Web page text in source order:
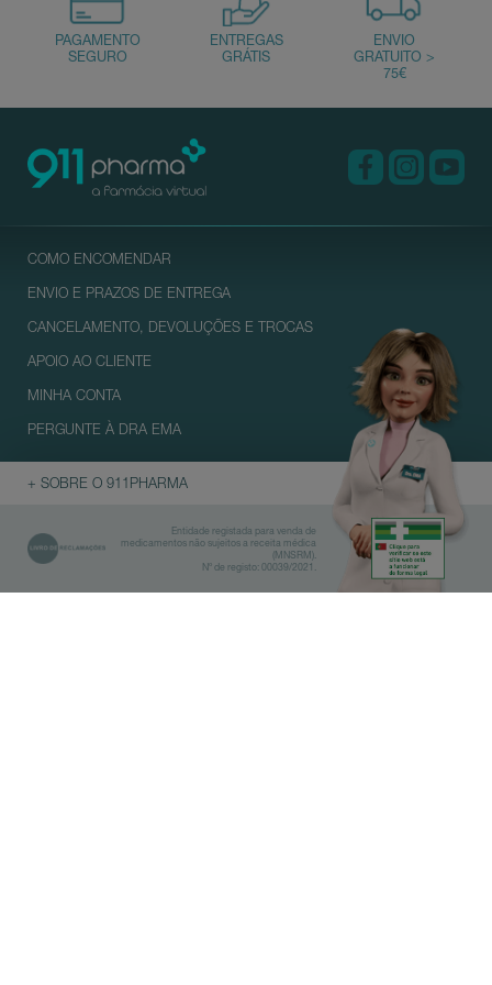
COMO ENCOMENDAR
ENVIO E PRAZOS DE ENTREGA
CANCELAMENTO, DEVOLUÇÕES E TROCAS
APOIO AO CLIENTE
MINHA CONTA
PERGUNTE À DRA EMA
+ SOBRE O 911PHARMA
Entidade registada para venda de
medicamentos não sujeitos a receita médica
(MNSRM).
Nº de registo: 00039/2021.